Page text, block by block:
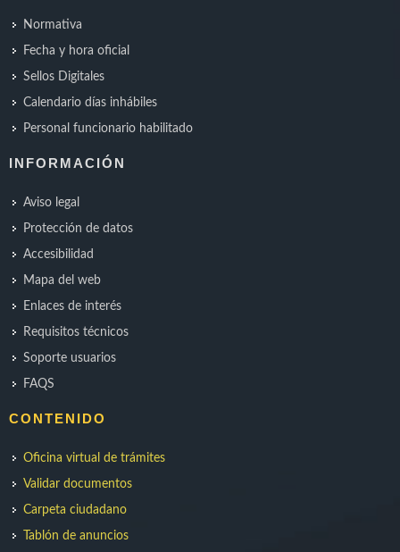
Normativa
Fecha y hora oficial
Sellos Digitales
Calendario días inhábiles
Personal funcionario habilitado
INFORMACIÓN
Aviso legal
Protección de datos
Accesibilidad
Mapa del web
Enlaces de interés
Requisitos técnicos
Soporte usuarios
FAQS
CONTENIDO
Oficina virtual de trámites
Validar documentos
Carpeta ciudadano
Tablón de anuncios